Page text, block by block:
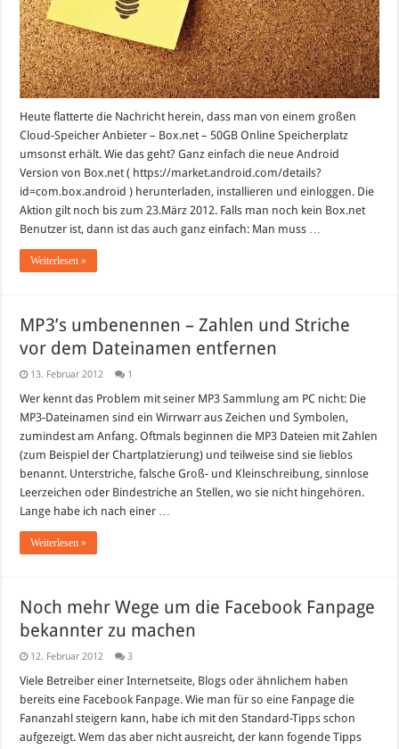
Heute flatterte die Nachricht herein, dass man von einem großen
Cloud-Speicher Anbieter – Box.net – 50GB Online Speicherplatz
umsonst erhält. Wie das geht? Ganz einfach die neue Android
Version von Box.net ( https://market.android.com/details?
id=com.box.android ) herunterladen, installieren und einloggen. Die
Aktion gilt noch bis zum 23.März 2012. Falls man noch kein Box.net
Benutzer ist, dann ist das auch ganz einfach: Man muss …
Weiterlesen »
MP3’s umbenennen – Zahlen und Striche
vor dem Dateinamen entfernen
13. Februar 2012 1
Wer kennt das Problem mit seiner MP3 Sammlung am PC nicht: Die
MP3-Dateinamen sind ein Wirrwarr aus Zeichen und Symbolen,
zumindest am Anfang. Oftmals beginnen die MP3 Dateien mit Zahlen
(zum Beispiel der Chartplatzierung) und teilweise sind sie lieblos
benannt. Unterstriche, falsche Groß- und Kleinschreibung, sinnlose
Leerzeichen oder Bindestriche an Stellen, wo sie nicht hingehören.
Lange habe ich nach einer …
Weiterlesen »
Noch mehr Wege um die Facebook Fanpage
bekannter zu machen
12. Februar 2012 3
Viele Betreiber einer Internetseite, Blogs oder ähnlichem haben
bereits eine Facebook Fanpage. Wie man für so eine Fanpage die
Fananzahl steigern kann, habe ich mit den Standard-Tipps schon
aufgezeigt. Wem das aber nicht ausreicht, der kann fogende Tipps